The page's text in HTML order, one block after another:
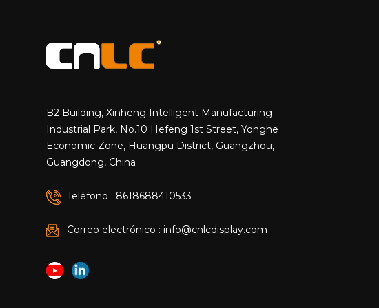
B2 Building, Xinheng Intelligent Manufacturing
Industrial Park, No.10 Hefeng 1st Street, Yonghe
Economic Zone, Huangpu District, Guangzhou,
Guangdong, China
Teléfono : 8618688410533
Correo electrónico : info@cnlcdisplay.com